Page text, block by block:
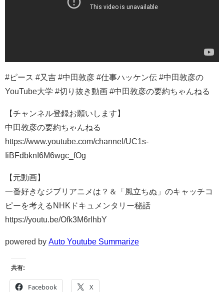
#ピース #又吉 #中田敦彦 #仕事ハッケン伝 #中田敦彦の
YouTube大学 #切り抜き動画 #中田敦彦の要約ちゃんねる
【チャンネル登録お願いします】
中田敦彦の要約ちゃんねる
https://www.youtube.com/channel/UC1s-
IiBFdbknI6M6wgc_fOg
【元動画】
一番好きなジブリアニメは？＆「風立ちぬ」のキャッチコ
ピーを考えるNHKドキュメンタリー秘話
https://youtu.be/Ofk3M6rlhbY
powered by Auto Youtube Summarize
共有:
Facebook X